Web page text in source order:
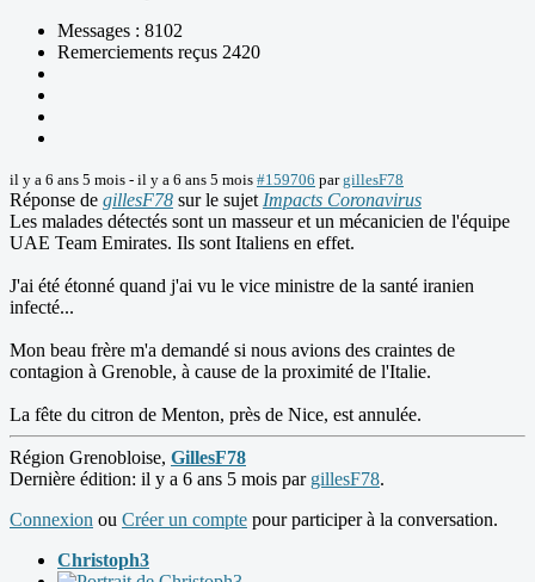
Messages : 8102
Remerciements reçus 2420
il y a 6 ans 5 mois - il y a 6 ans 5 mois #159706 pargillesF78
Réponse de gillesF78 sur le sujet Impacts Coronavirus
Les malades détectés sont un masseur et un mécanicien de l'équipe
UAE Team Emirates. Ils sont Italiens en effet.
J'ai été étonné quand j'ai vu le vice ministre de la santé iranien
infecté...
Mon beau frère m'a demandé si nous avions des craintes de
contagion à Grenoble, à cause de la proximité de l'Italie.
La fête du citron de Menton, près de Nice, est annulée.
Région Grenobloise, GillesF78
Dernière édition: il y a 6 ans 5 mois par gillesF78.
Connexion ou Créer un compte pour participer à la conversation.
Christoph3